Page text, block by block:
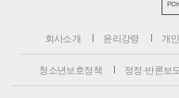
PC
회사소개 윤리강령 개
청소년보호정책 정정·반론보